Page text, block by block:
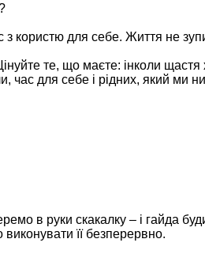
користю для себе. Життя не
те, що маєте: інколи
час для себе і рідних, який ми
в руки скакалку – і гайда
її безперервно.